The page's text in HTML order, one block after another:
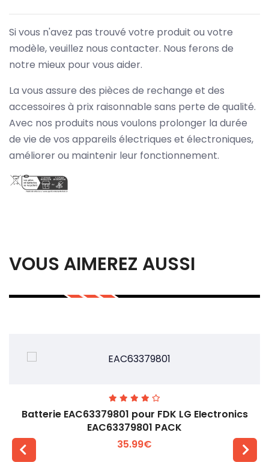
Si vous n'avez pas trouvé votre produit ou votre
modèle, veuillez nous contacter. Nous ferons de
notre mieux pour vous aider.
La vous assure des pièces de rechange et des
accessoires à prix raisonnable sans perte de qualité.
Avec nos produits nous voulons prolonger la durée
de vie de vos appareils électriques et électroniques,
améliorer ou maintenir leur fonctionnement.
VOUS AIMEREZ AUSSI
Batterie EAC63379801 pour FDK LG EIectronics
EAC63379801 PACK
35.99€